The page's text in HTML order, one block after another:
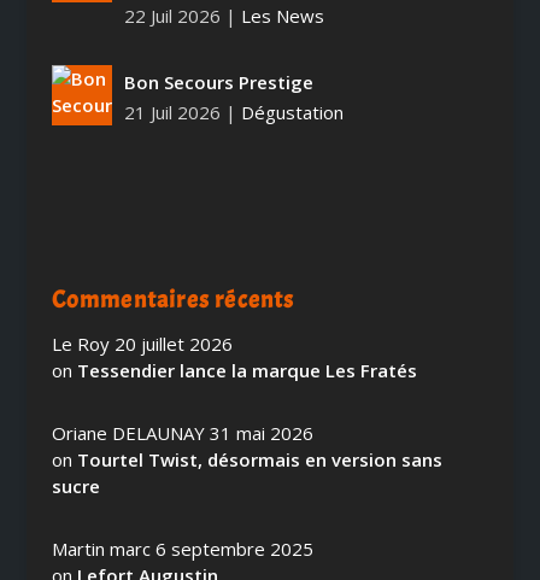
22 Juil 2026 | Les News
Bon Secours Prestige
21 Juil 2026 | Dégustation
Commentaires récents
Le Roy 20 juillet 2026
on Tessendier lance la marque Les Fratés
Oriane DELAUNAY 31 mai 2026
on Tourtel Twist, désormais en version sans
sucre
Martin marc 6 septembre 2025